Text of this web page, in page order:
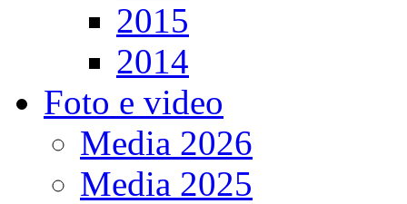
2015
2014
Foto e video
Media 2026
Media 2025